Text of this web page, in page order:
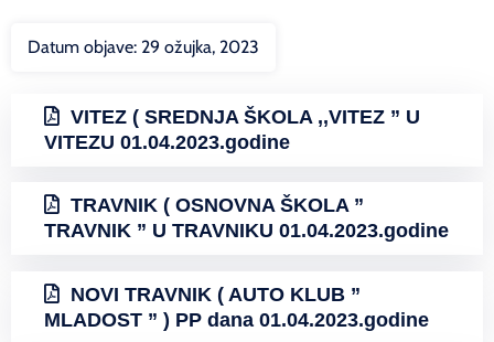
Datum objave: 29 ožujka, 2023
VITEZ ( SREDNJA ŠKOLA ,,VITEZ ” U
VITEZU 01.04.2023.godine
TRAVNIK ( OSNOVNA ŠKOLA ”
TRAVNIK ” U TRAVNIKU 01.04.2023.godine
NOVI TRAVNIK ( AUTO KLUB ”
MLADOST ” ) PP dana 01.04.2023.godine